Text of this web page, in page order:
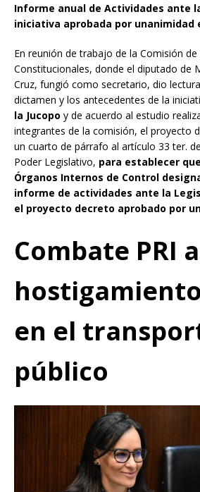
Informe anual de Actividades ante
iniciativa aprobada por unanimidad
En reunión de trabajo de la Comisión
Constitucionales, donde el diputado de
Cruz, fungió como secretario, dio
dictamen y los antecedentes de la
la Jucopo y de acuerdo al estudio
integrantes de la comisión, el proyecto
un cuarto de párrafo al artículo 33 ter.
Poder Legislativo, para establecer
Órganos Internos de Control
informe de actividades ante la
el proyecto decreto aprobado por
Combate PRI
en el
público